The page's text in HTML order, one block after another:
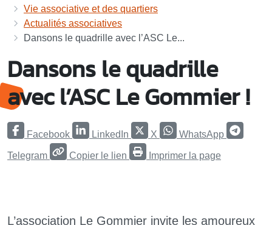
Vie associative et des quartiers
Actualités associatives
Dansons le quadrille avec l’ASC Le...
Dansons le quadrille
avec l’ASC Le Gommier !
Facebook LinkedIn X WhatsApp
Telegram Copier le lien Imprimer la page
L’association Le Gommier invite les amoureux